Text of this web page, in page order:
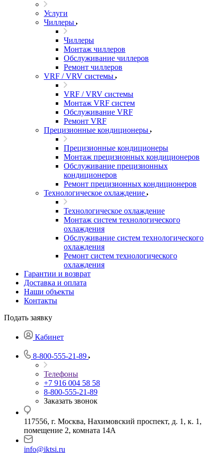
Услуги
Чиллеры
Чиллеры
Монтаж чиллеров
Обслуживание чиллеров
Ремонт чиллеров
VRF / VRV системы
VRF / VRV системы
Монтаж VRF систем
Обслуживание VRF
Ремонт VRF
Прецизионные кондиционеры
Прецизионные кондиционеры
Монтаж прецизионных кондиционеров
Обслуживание прецизионных
кондиционеров
Ремонт прецизионных кондиционеров
Технологическое охлаждение
Технологическое охлаждение
Монтаж систем технологического
охлаждения
Обслуживание систем технологического
охлаждения
Ремонт систем технологического
охлаждения
Гарантии и возврат
Доставка и оплата
Наши объекты
Контакты
Подать заявку
Кабинет
8-800-555-21-89
Телефоны
+7 916 004 58 58
8-800-555-21-89
Заказать звонок
117556, г. Москва, Нахимовский проспект, д. 1, к. 1,
помещение 2, комната 14А
info@iktsi.ru